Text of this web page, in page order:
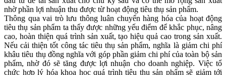
nhờ phần lợi nhuận thu được từ hoạt động tiêu thụ sản phẩm.
Thông qua vai trò lưu thông luân chuyển hàng hóa của hoạt động
tiêu thụ sản phẩm ta thấy được những yếu điểm để khắc phục, nâng
cao, hoàn thiện quá trình sản xuất, tạo hiệu quả cao trong sản xuất.
Nếu cải thiện tốt công tác tiêu thụ sản phẩm, nghĩa là giảm chi phí
khâu tiêu thụ đồng nghĩa với góp phần giảm chi phí của toàn bộ sản
phẩm, nhờ đó sẽ tăng được lợi nhuận cho doanh nghiệp. Việc tổ
chức hợp lý hóa khoa học quá trình tiêu thụ sản phẩm sẽ giảm tới